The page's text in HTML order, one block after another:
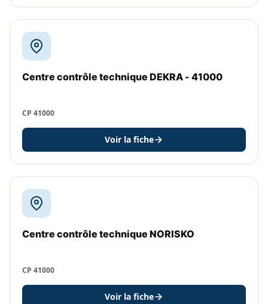
Centre contrôle technique DEKRA - 41000
CP 41000
Voir la fiche
Centre contrôle technique NORISKO
CP 41000
Voir la fiche